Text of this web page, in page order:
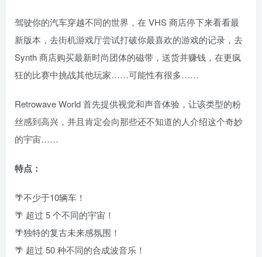
驾驶你的汽车穿越不同的世界，在 VHS 商店停下来看看最
新版本，去街机游戏厅尝试打破你最喜欢的游戏的记录，去
Synth 商店购买最新时尚团体的磁带，送货并赚钱，在更疯
狂的比赛中挑战其他玩家……可能性有很多……
Retrowave World 首先提供视觉和声音体验，让该类型的粉
丝感到高兴，并且肯定会向那些还不知道的人介绍这个奇妙
的宇宙……
特点：
🌴不少于10辆车！
🌴 超过 5 个不同的宇宙！
🌴独特的复古未来感氛围！
🌴 超过 50 种不同的合成波音乐！